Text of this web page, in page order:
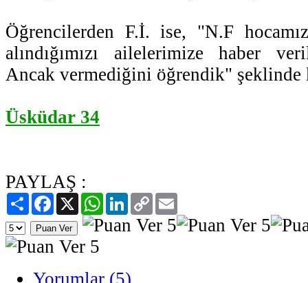
Öğrencilerden F.İ. ise, "N.F
alındığımızı ailelerimize haber
Ancak vermediğini öğrendik" şeklinde
Üsküdar 34
PAYLAŞ :
PaylaşFacebook
X WhatsAppLinkedIn
Copy
Link
Yorumlar (5)